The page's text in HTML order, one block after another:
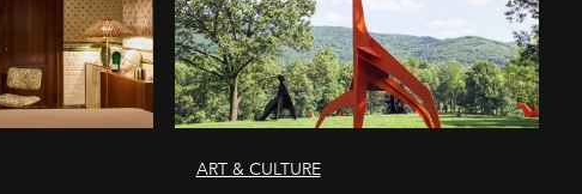
ART & CULTURE